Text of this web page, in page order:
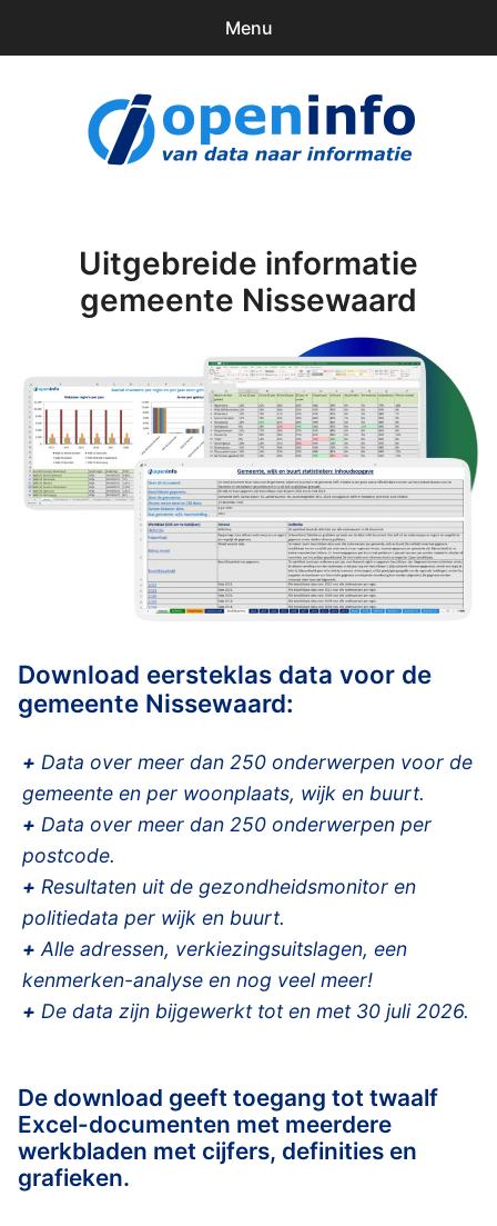
Menu
Downloads
Uitgebreide informatie
gemeente Nissewaard
Download eersteklas data voor de
gemeente Nissewaard:
+ Data over meer dan 250 onderwerpen voor de
gemeente en per woonplaats, wijk en buurt.
+ Data over meer dan 250 onderwerpen per
postcode.
+ Resultaten uit de gezondheidsmonitor en
politiedata per wijk en buurt.
+ Alle adressen, verkiezingsuitslagen, een
kenmerken-analyse en nog veel meer!
+ De data zijn bijgewerkt tot en met 30 juli 2026.
De download geeft toegang tot twaalf
Excel-documenten met meerdere
werkbladen met cijfers, definities en
grafieken.